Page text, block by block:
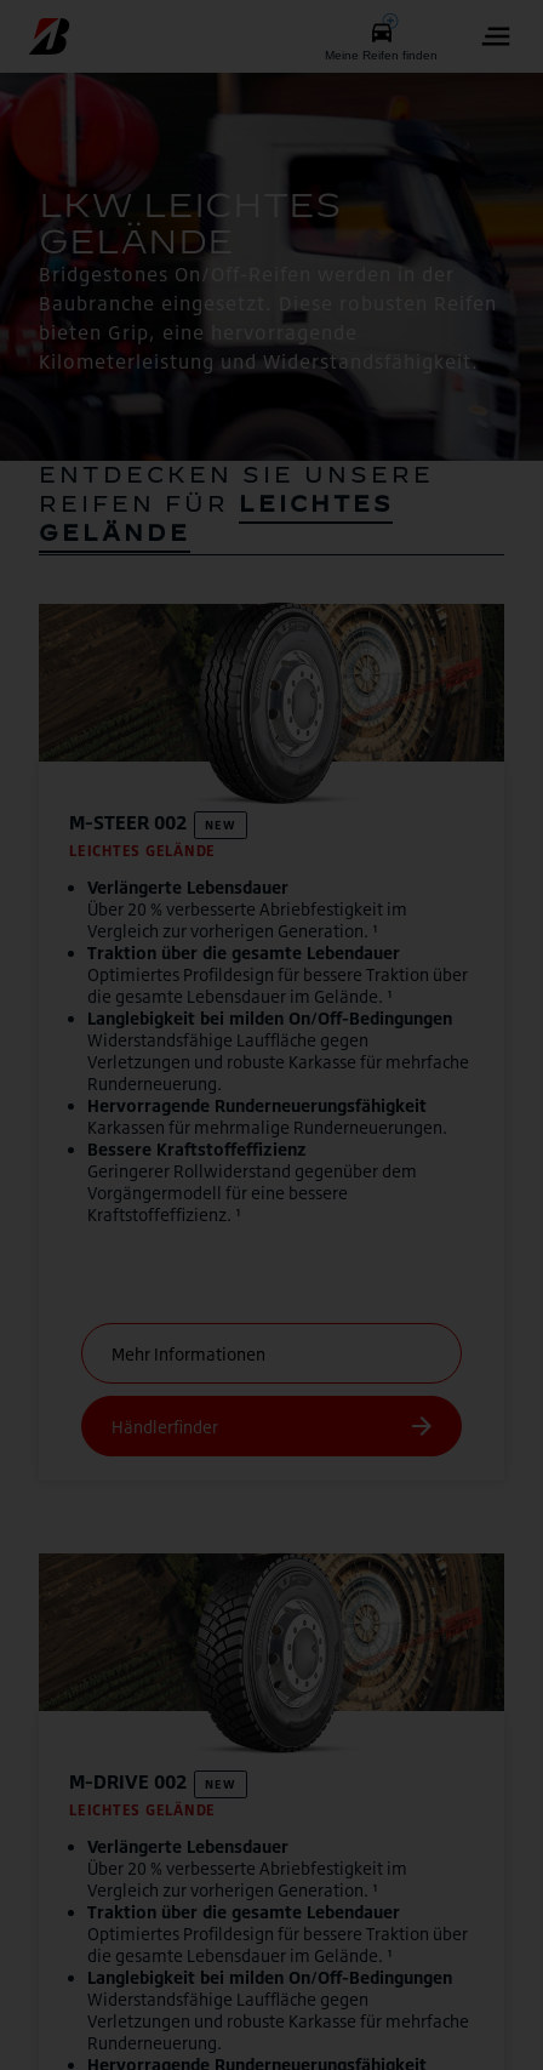
Bridgestones On/Off-Reifen werden in der
Baubranche eingesetzt. Diese robusten Reifen
bieten Grip, eine hervorragende
Kilometerleistung und Widerstandsfähigkeit.
ENTDECKEN SIE UNSERE
REIFEN FÜR
LEICHTES
GELÄNDE
M-STEER 002 NEW
LEICHTES GELÄNDE
Verlängerte Lebensdauer
Über 20 % verbesserte Abriebfestigkeit im
Vergleich zur vorherigen Generation. ¹
Traktion über die gesamte Lebendauer
Optimiertes Profildesign für bessere Traktion über
die gesamte Lebensdauer im Gelände. ¹
Langlebigkeit bei milden On/Off-Bedingungen
Widerstandsfähige Lauffläche gegen
Verletzungen und robuste Karkasse für mehrfache
Runderneuerung.
Hervorragende Runderneuerungsfähigkeit
Karkassen für mehrmalige Runderneuerungen.
Bessere Kraftstoffeffizienz
Geringerer Rollwiderstand gegenüber dem
Vorgängermodell für eine bessere
Kraftstoffeffizienz. ¹
M-DRIVE 002 NEW
LEICHTES GELÄNDE
Verlängerte Lebensdauer
Über 20 % verbesserte Abriebfestigkeit im
Vergleich zur vorherigen Generation. ¹
Traktion über die gesamte Lebendauer
Optimiertes Profildesign für bessere Traktion über
die gesamte Lebensdauer im Gelände. ¹
Langlebigkeit bei milden On/Off-Bedingungen
Widerstandsfähige Lauffläche gegen
Verletzungen und robuste Karkasse für mehrfache
Runderneuerung.
Hervorragende Runderneuerungsfähigkeit